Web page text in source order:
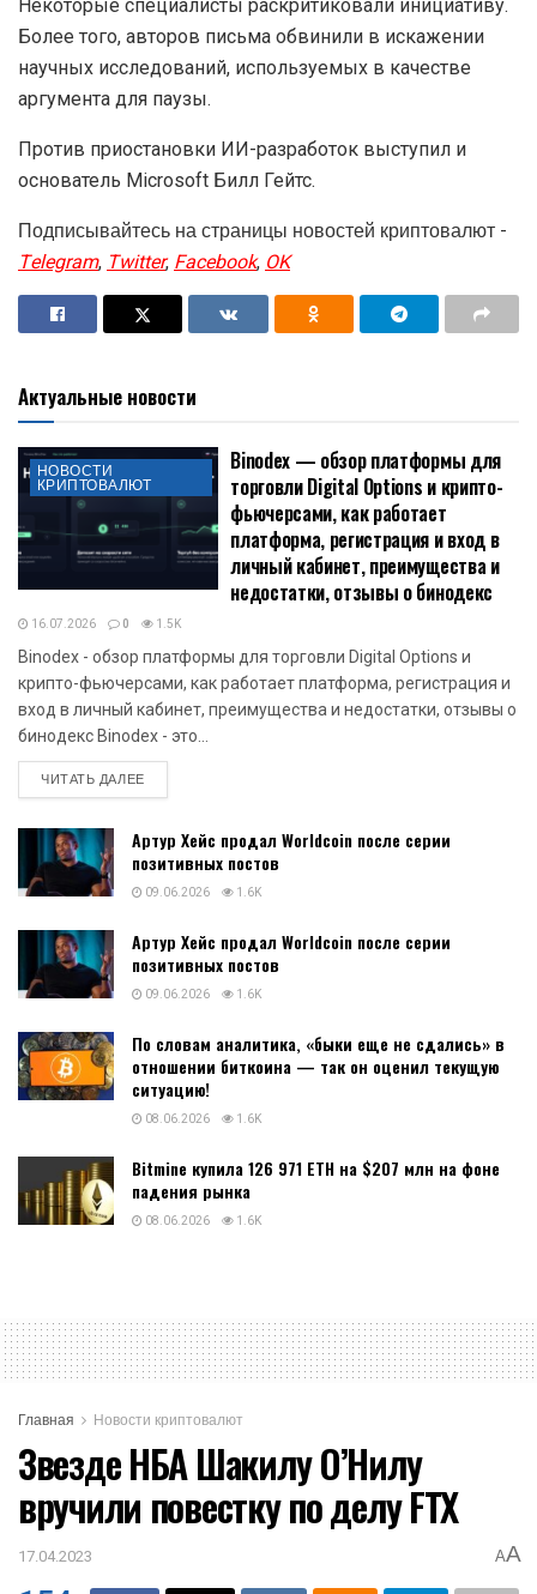
Некоторые специалисты раскритиковали инициативу.
Более того, авторов письма обвинили в искажении
научных исследований, используемых в качестве
аргумента для паузы.
Против приостановки ИИ-разработок выступил и
основатель Microsoft Билл Гейтс.
Подписывайтесь на страницы новостей криптовалют -
Telegram,Twitter,Facebook,OK
Актуальные новости
НОВОСТИ
КРИПТОВАЛЮТ
Binodex — обзор платформы для
торговли Digital Options и крипто-
фьючерсами, как работает
платформа, регистрация и вход в
личный кабинет, преимущества и
недостатки, отзывы о бинодекс
16.07.2026 0 1.5K
Binodex - обзор платформы для торговли Digital Options и
крипто-фьючерсами, как работает платформа, регистрация и
вход в личный кабинет, преимущества и недостатки, отзывы о
бинодекс Binodex - это...
ЧИТАТЬ ДАЛЕЕDETAILS
Артур Хейс продал Worldcoin после серии
позитивных постов
09.06.2026 1.6K
Артур Хейс продал Worldcoin после серии
позитивных постов
09.06.2026 1.6K
По словам аналитика, «быки еще не сдались» в
отношении биткоина — так он оценил текущую
ситуацию!
08.06.2026 1.6K
Bitmine купила 126 971 ETH на $207 млн на фоне
падения рынка
08.06.2026 1.6K
Главная Новости криптовалют
Звезде НБА Шакилу О’Нилу
вручили повестку по делу FTX
17.04.2023 AA